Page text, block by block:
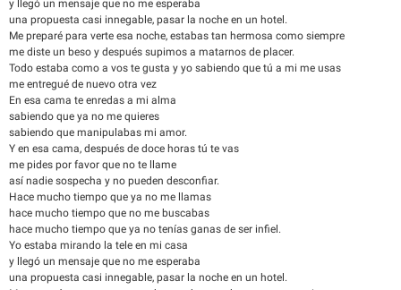
y llegó un mensaje que no me esperaba
una propuesta casi innegable, pasar la noche en un hotel.
Me preparé para verte esa noche, estabas tan hermosa como siempre
me diste un beso y después supimos a matarnos de placer.
Todo estaba como a vos te gusta y yo sabiendo que tú a mi me usas
me entregué de nuevo otra vez
En esa cama te enredas a mi alma
sabiendo que ya no me quieres
sabiendo que manipulabas mi amor.
Y en esa cama, después de doce horas tú te vas
me pides por favor que no te llame
así nadie sospecha y no pueden desconfiar.
Hace mucho tiempo que ya no me llamas
hace mucho tiempo que no me buscabas
hace mucho tiempo que ya no tenías ganas de ser infiel.
Yo estaba mirando la tele en mi casa
y llegó un mensaje que no me esperaba
una propuesta casi innegable, pasar la noche en un hotel.